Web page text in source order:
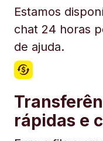
Estamos
chat 24 horas
de ajuda.
rápidas e